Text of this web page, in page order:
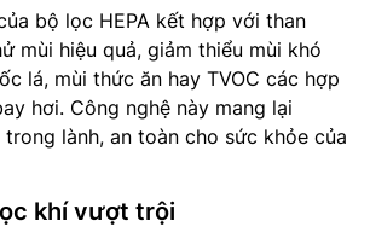
bộ lọc HEPA kết hợp với than
mùi hiệu quả, giảm thiểu mùi khó
lá, mùi thức ăn hay TVOC các hợp
hơi. Công nghệ này mang lại
lành, an toàn cho sức khỏe của
khí vượt trội